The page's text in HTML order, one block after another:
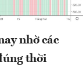
nhờ các
thời